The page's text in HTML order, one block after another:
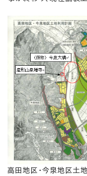
高田地区・今泉地区土